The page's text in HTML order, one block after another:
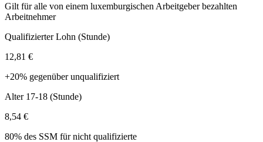
Gilt für alle von einem luxemburgischen Arbeitgeber bezahlten
Arbeitnehmer
Qualifizierter Lohn (Stunde)
12,81 €
+20% gegenüber unqualifiziert
Alter 17-18 (Stunde)
8,54 €
80% des SSM für nicht qualifizierte